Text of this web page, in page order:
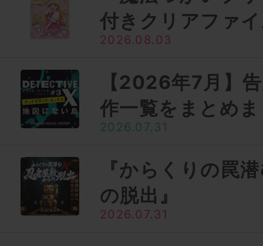
付きクリアファ
2026.08.03
【2026年7月】
作一覧をまとめ
2026.07.31
『からくりの罠
の脱出』
2026.07.31